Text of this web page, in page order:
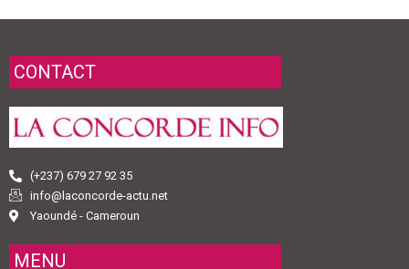
CONTACT
(+237) 679 27 92 35
info@laconcorde-actu.net
Yaoundé - Cameroun
MENU